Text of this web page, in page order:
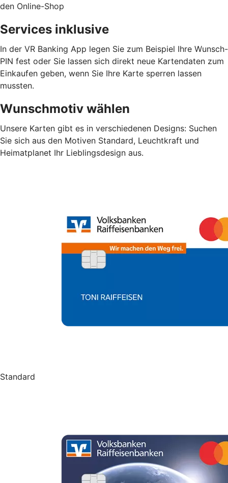
den Online-Shop
Services inklusive
In der VR Banking App legen Sie zum Beispiel Ihre Wunsch-
PIN fest oder Sie lassen sich direkt neue Kartendaten zum
Einkaufen geben, wenn Sie Ihre Karte sperren lassen
mussten.
Wunschmotiv wählen
Unsere Karten gibt es in verschiedenen Designs: Suchen
Sie sich aus den Motiven Standard, Leuchtkraft und
Heimatplanet Ihr Lieblingsdesign aus.
Standard